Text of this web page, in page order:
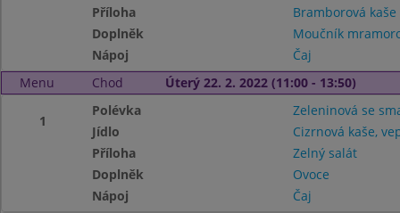
Příloha
Bramborová kaše
Doplněk
Moučník
Nápoj
Čaj
Menu
Chod Úterý 22. 2. 2022 (11:00 - 13:50)
1
Polévka
Zeleninová se
Jídlo
Cizrnová kaše,
Příloha
Zelný salát
Doplněk
Ovoce
Nápoj
Čaj